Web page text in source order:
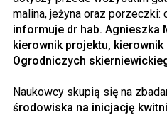
malina, jeżyna oraz porzeczki:
informuje dr hab. Agnieszka
kierownik projektu, kierownik
Ogrodniczych
Naukowcy skupią się na
środowiska na inicjację